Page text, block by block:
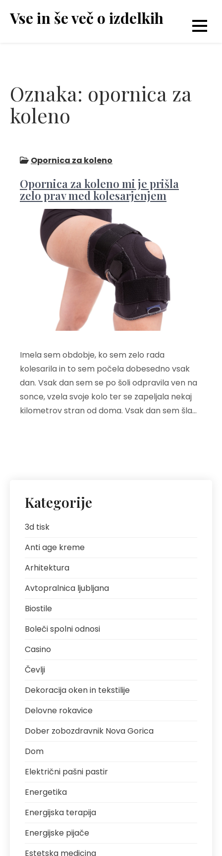
Vse in še več o izdelkih
Oznaka: opornica za
koleno
Opornica za koleno
Opornica za koleno mi je prišla
zelo prav med kolesarjenjem
Imela sem obdobje, ko sem zelo rada
kolesarila in to sem počela dobesedno vsak
dan. Vsak dan sem se po šoli odpravila ven na
sonce, vzela svoje kolo ter se zapeljala nekaj
kilometrov stran od doma. Vsak dan sem šla…
Kategorije
3d tisk
Anti age kreme
Arhitektura
Avtopralnica ljubljana
Biostile
Boleči spolni odnosi
Casino
Čevlji
Dekoracija oken in tekstilije
Delovne rokavice
Dober zobozdravnik Nova Gorica
Dom
Električni pašni pastir
Energetika
Energijska terapija
Energijske pijače
Estetska medicina